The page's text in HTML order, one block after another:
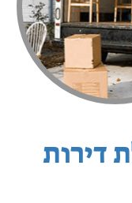
דירות